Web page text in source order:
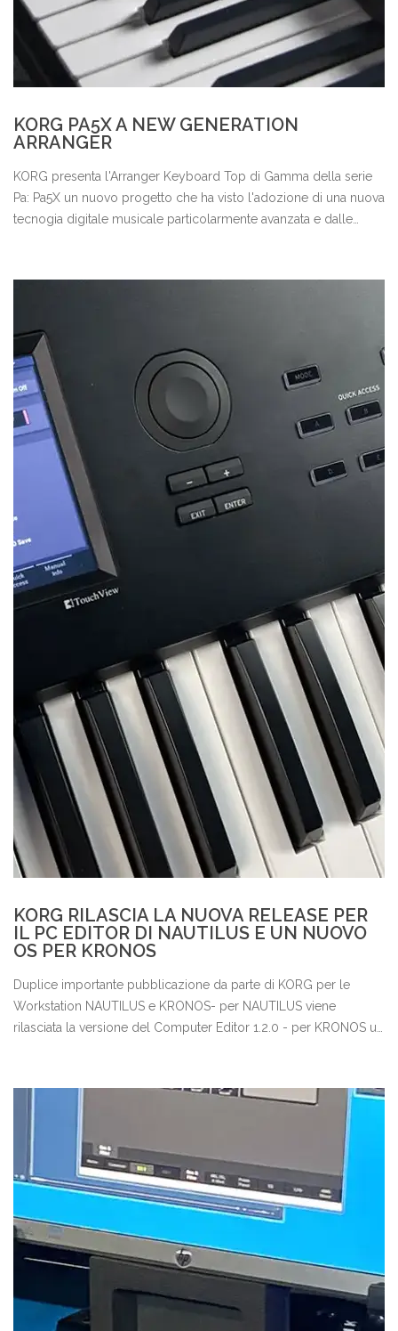
KORG PA5X A NEW GENERATION
ARRANGER
KORG presenta l'Arranger Keyboard Top di Gamma della serie
Pa: Pa5X un nuovo progetto che ha visto l'adozione di una nuova
tecnogia digitale musicale particolarmente avanzata e dalle
semipesata 76 Tasti con Aftertouch - Pa5X-88 con tastiera
KORG RILASCIA LA NUOVA RELEASE PER
IL PC EDITOR DI NAUTILUS E UN NUOVO
OS PER KRONOS
Duplice importante pubblicazione da parte di KORG per le
Workstation NAUTILUS e KRONOS- per NAUTILUS viene
rilasciata la versione del Computer Editor 1.2.0 - per KRONOS un